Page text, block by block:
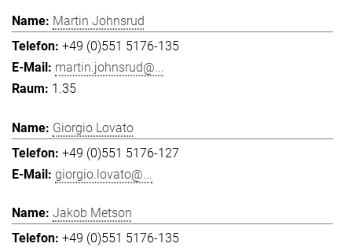
Martin Johnsrud
+49 (0)551 5176-135
martin.johnsrud@...
1.35
Giorgio Lovato
+49 (0)551 5176-127
giorgio.lovato@...
Jakob Metson
+49 (0)551 5176-135